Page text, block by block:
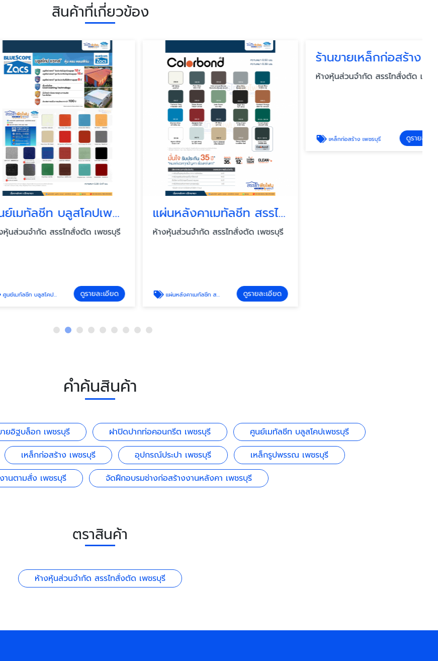
สินค้าที่เกี่ยวข้อง
ศูนย์เมทัลชีท บลูสโคปเพชรบุรี
สรรไทสั่งตัด เพชรบุรี
เพชรบุรี ดูรายละเอียด
แผ่นหลังคาเมทัลชีท สรรไทสั่งตัด
ห้างหุ้นส่วนจำกัด สรรไทสั่งตัด เพชรบุรี
แผ่นหลังคาเมทัลชีท สรรไทสั่งตัด ดูรายละเอียด
ห้างหุ้นส่วนจำกัด สรรไทสั่งตัด เพชรบุรี
คำค้นสินค้า
ายอิฐบล็อก เพชรบุรี ฝาปิดปากท่อคอนกรีต เพชรบุรี
ศูนย์เมทัลชีท บลูสโคปเพชรบุรี
เหล็กก่อสร้าง เพชรบุรี อุปกรณ์ประปา เพชรบุรี
เหล็กรูปพรรณ เพชรบุรี
านตามสั่ง เพชรบุรี
จัดฝึกอบรมช่างก่อสร้างงานหลังคา เพชรบุรี
ตราสินค้า
ห้างหุ้นส่วนจำกัด สรรไทสั่งตัด เพชรบุรี